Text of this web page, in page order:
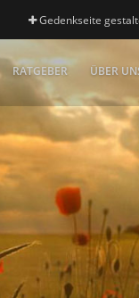
Gedenkseite
RATGEBER ÜBER